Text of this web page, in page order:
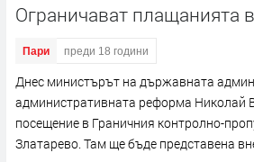
Ограничават плащанията
Пари преди 18 години
Днес министърът на държавната
административната реформа Николай
посещение в Граничния контролно-
Златарево. Там ще бъде представена